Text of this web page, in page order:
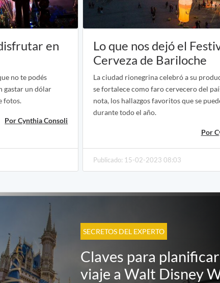
en
no te podés
gastar un dólar
fotos.
Por Cynthia Consoli
Lo que nos dejó el
Cerveza de Bariloche
La ciudad rionegrina celebró a su
se fortalece como faro cervecero del
nota, los hallazgos favoritos que se
durante todo el año.
Por
Publicado: 15-02-2023 08:03
SECRETOS DEL EXPERTO
Claves para
viaje a Walt Disney